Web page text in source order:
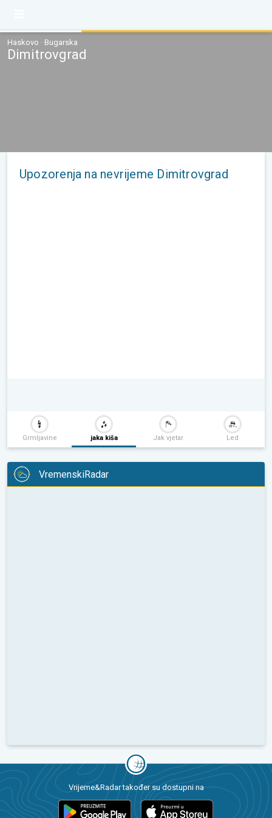
Haskovo · Bugarska
Dimitrovgrad
Upozorenja na nevrijeme Dimitrovgrad
Grmljavine jaka kiša Jak vjetar Led
VremenskiRadar
Vrijeme&Radar također su dostupni na